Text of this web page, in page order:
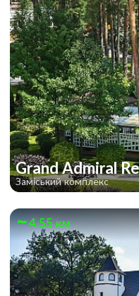
Grand Admiral
Заміський комплекс
4.55 км